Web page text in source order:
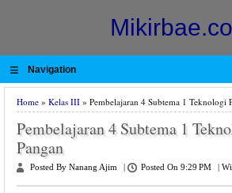
≡ Navigation
Home » Kelas III » Pembelajaran 4 Subtema 1 Teknologi
Pembelajaran 4 Subtema 1
Pangan
Posted By Nanang Ajim Posted On 9:29 PM